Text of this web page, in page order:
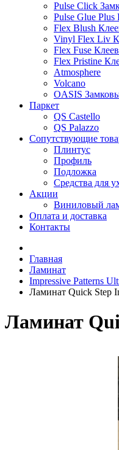
Pulse Click
Pulse Glue Plus
Flex Blush
Vinyl Flex Liv
Flex Fuse
Flex Pristine
Atmosphere
Volcano
OASIS
Паркет
QS Castello
QS Palazzo
Сопутствующие
Плинтус
Профиль
Подложка
Средства для
Акции
Виниловый
Оплата и доставка
Контакты
Главная
Ламинат
Impressive Patterns
Ламинат Quick Step
Ламинат